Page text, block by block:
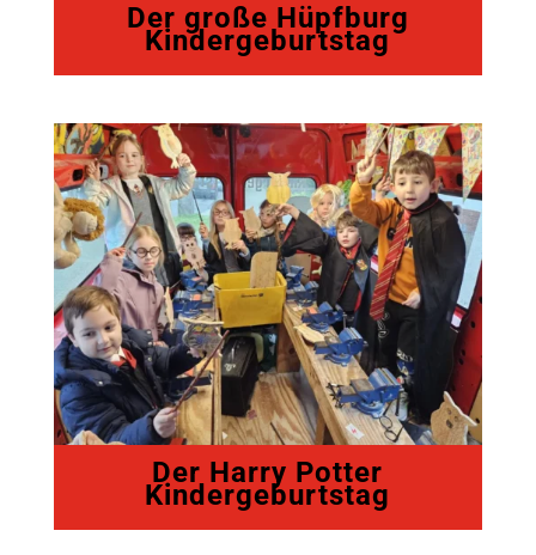
Der große Hüpfburg
Kindergeburtstag
Der Harry Potter
Kindergeburtstag